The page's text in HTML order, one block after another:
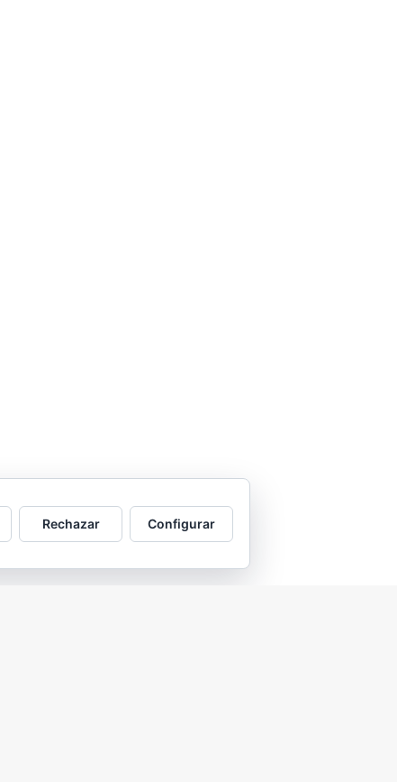
2026 © Asociación Vecinal Tío Jorge - Arrabal |
Rechazar Configurar